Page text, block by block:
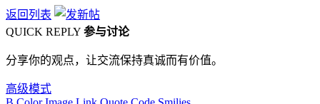
返回列表
QUICK REPLY 参与讨论
分享你的观点，让交流保持真诚而有价值。
高级模式